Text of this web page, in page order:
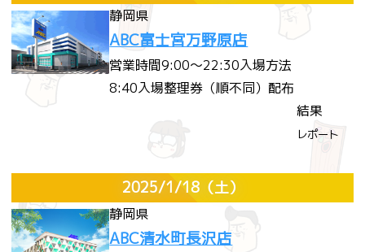
静岡県
ABC富士宮万野原店
営業時間9:00～22:30入場方法
8:40入場整理券（順不同）配布
結果
レポート
2025/1/18（土）
静岡県
ABC清水町長沢店